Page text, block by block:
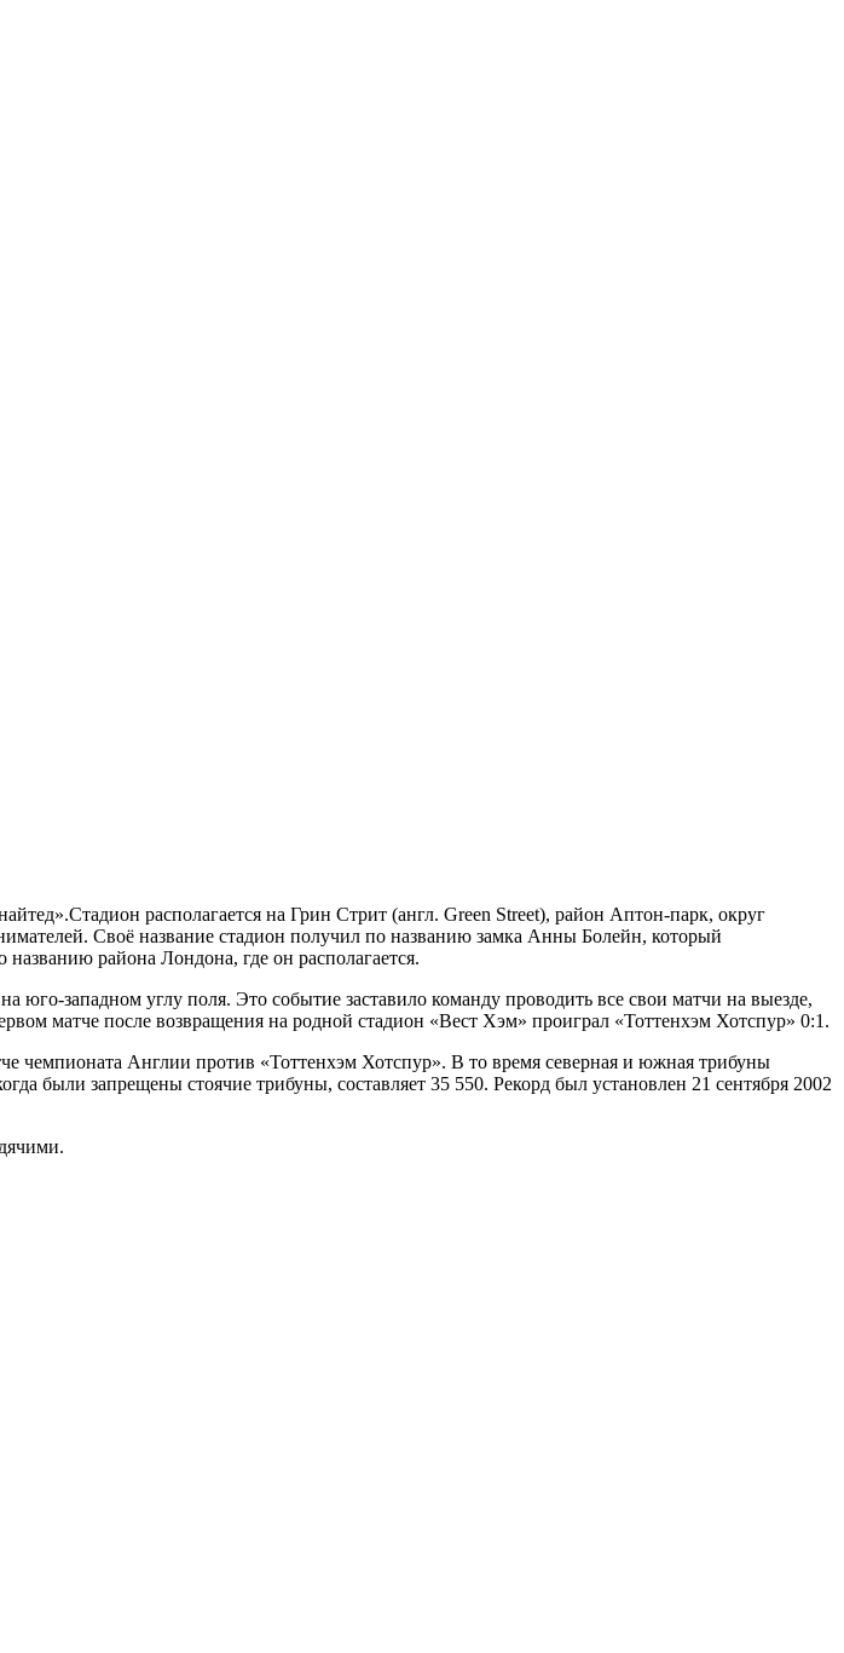
располагается на Грин Стрит (англ. Green Street), район Аптон-парк, округ
Своё название стадион получил по названию замка Анны Болейн, который
района Лондона, где он располагается.
юго-западном углу поля. Это событие заставило команду проводить все свои матчи на выезде,
матче после возвращения на родной стадион «Вест Хэм» проиграл «Тоттенхэм Хотспур» 0:1.
чемпионата Англии против «Тоттенхэм Хотспур». В то время северная и южная трибуны
были запрещены стоячие трибуны, составляет 35 550. Рекорд был установлен 21 сентября 2002